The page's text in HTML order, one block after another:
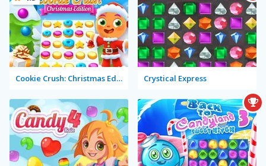
Cookie Crush: Christmas Edition Crystical Express